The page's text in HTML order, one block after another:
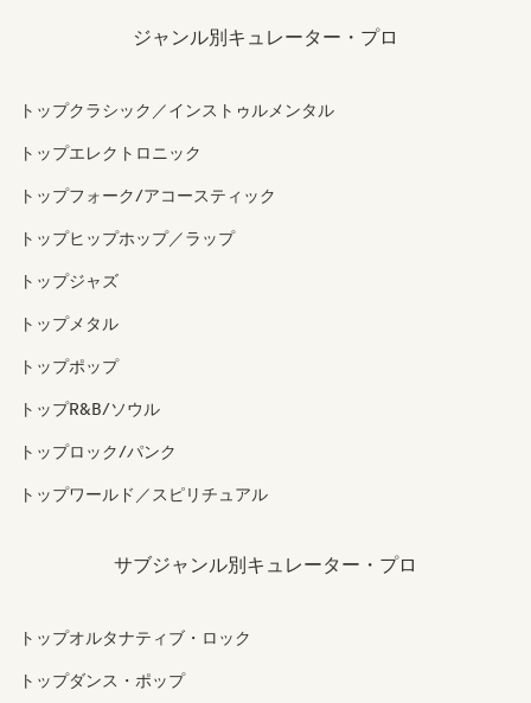
ジャンル別キュレーター・プロ
トップクラシック／インストゥルメンタル
トップエレクトロニック
トップフォーク/アコースティック
トップヒップホップ／ラップ
トップジャズ
トップメタル
トップポップ
トップR&B/ソウル
トップロック/パンク
トップワールド／スピリチュアル
サブジャンル別キュレーター・プロ
トップオルタナティブ・ロック
トップダンス・ポップ